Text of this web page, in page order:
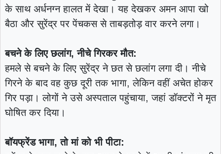
के साथ अर्धनग्न हालत में देखा। यह देखकर अमन आपा खो
बैठा और सुरेंद्र पर पेंचकस से ताबड़तोड़ वार करने लगा।
बचने के लिए छलांग, नीचे गिरकर मौत:
हमले से बचने के लिए सुरेंद्र ने छत से छलांग लगा दी। नीचे
गिरने के बाद वह कुछ दूरी तक भागा, लेकिन वहीं अचेत होकर
गिर पड़ा। लोगों ने उसे अस्पताल पहुंचाया, जहां डॉक्टरों ने मृत
घोषित कर दिया।
बॉयफ्रेंड भागा, तो मां को भी पीटा: